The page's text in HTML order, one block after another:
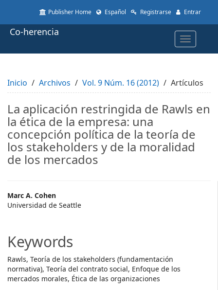
to
page
Main
Content
Sidebar
Publisher Home Español Registrarse Entrar
Toggle
Co-herencia
Inicio Archivos Vol. 9 Núm. 16 (2012) Artículos
La aplicación restringida de Rawls en
la ética de la empresa: una
concepción política de la teoría de
los stakeholders y de la moralidad
de los mercados
Main
Article
Marc A. Cohen
Universidad de Seattle
Keywords
Rawls, Teoría de los stakeholders (fundamentación
normativa), Teoría del contrato social, Enfoque de los
mercados morales, Ética de las organizaciones